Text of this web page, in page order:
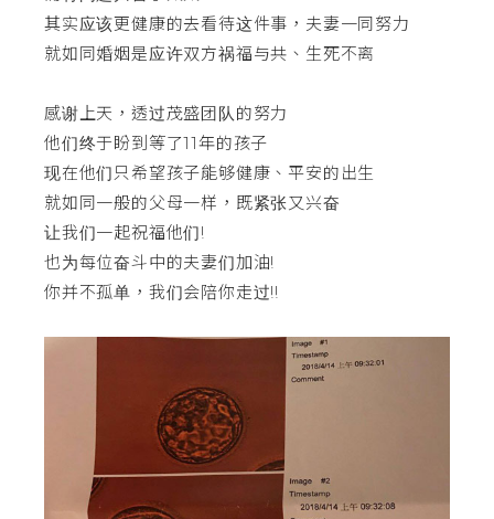
其实应该更健康的去看待这件事，夫妻一同努力
就如同婚姻是应许双方祸福与共、生死不离
感谢上天，透过茂盛团队的努力
他们终于盼到等了11年的孩子
现在他们只希望孩子能够健康、平安的出生
就如同一般的父母一样，既紧张又兴奋
让我们一起祝福他们!
也为每位奋斗中的夫妻们加油!
你并不孤单，我们会陪你走过!!